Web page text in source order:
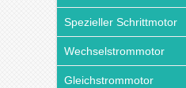
Spezieller Schrittmotor
Wechselstrommotor
Gleichstrommotor